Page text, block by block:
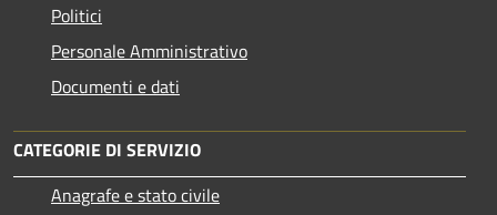
Politici
Personale Amministrativo
Documenti e dati
CATEGORIE DI SERVIZIO
Anagrafe e stato civile